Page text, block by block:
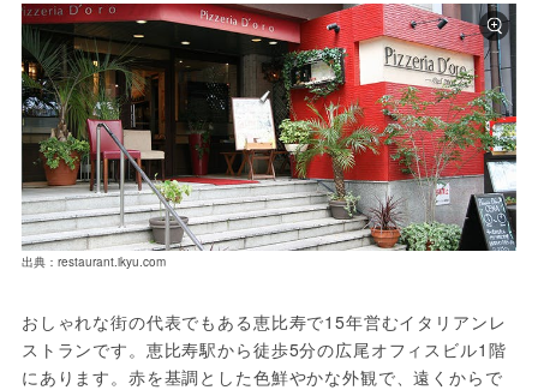
出典：restaurant.ikyu.com
おしゃれな街の代表でもある恵比寿で15年営むイタリアンレ
ストランです。恵比寿駅から徒歩5分の広尾オフィスビル1階
にあります。赤を基調とした色鮮やかな外観で、遠くからで